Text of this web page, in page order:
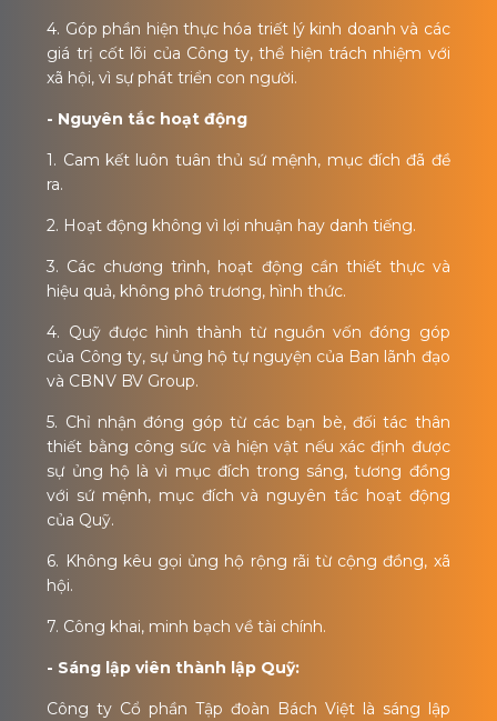
4. Góp phần hiện thực hóa triết lý kinh doanh và các
giá trị cốt lõi của Công ty, thể hiện trách nhiệm với
xã hội, vì sự phát triển con người.
- Nguyên tắc hoạt động
1. Cam kết luôn tuân thủ sứ mệnh, mục đích đã đề
ra.
2. Hoạt động không vì lợi nhuận hay danh tiếng.
3. Các chương trình, hoạt động cần thiết thực và
hiệu quả, không phô trương, hình thức.
4. Quỹ được hình thành từ nguồn vốn đóng góp
của Công ty, sự ủng hộ tự nguyện của Ban lãnh đạo
và CBNV BV Group.
5. Chỉ nhận đóng góp từ các bạn bè, đối tác thân
thiết bằng công sức và hiện vật nếu xác định được
sự ủng hộ là vì mục đích trong sáng, tương đồng
với sứ mệnh, mục đích và nguyên tắc hoạt động
của Quỹ.
6. Không kêu gọi ủng hộ rộng rãi từ cộng đồng, xã
hội.
7. Công khai, minh bạch về tài chính.
- Sáng lập viên thành lập Quỹ:
Công ty Cổ phần Tập đoàn Bách Việt là sáng lập